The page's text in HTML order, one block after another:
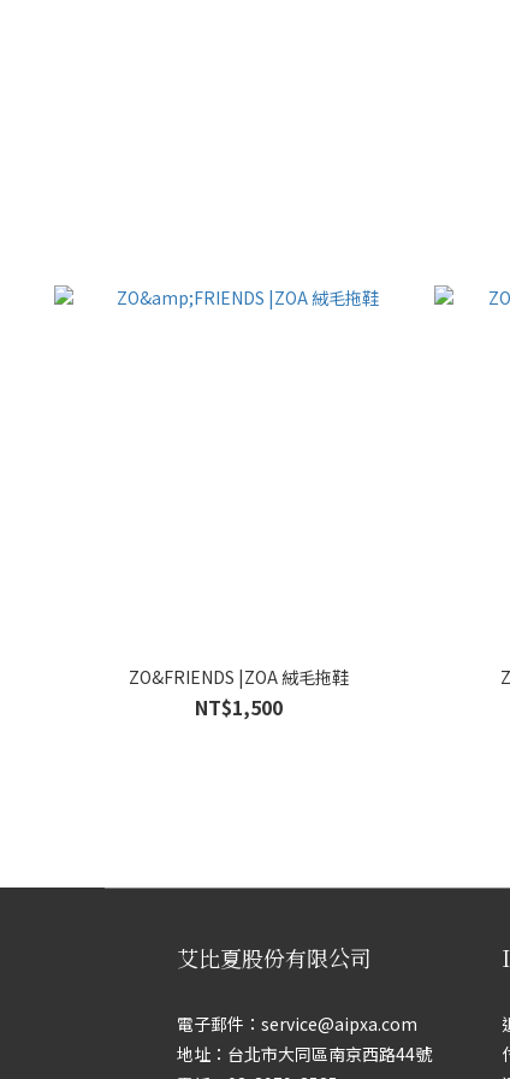
ZO&FRIENDS |ZOA 絨毛拖鞋
NT$1,500
艾比夏股份有限公司
電子郵件：service@aipxa.com
地址：台北市大同區南京西路44號